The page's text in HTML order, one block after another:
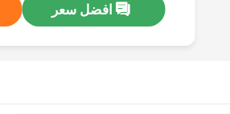
افضل سعر